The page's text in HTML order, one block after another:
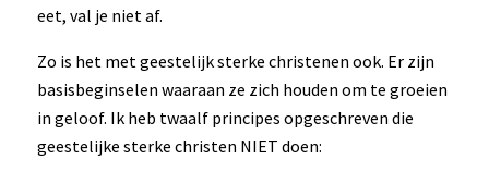
eet, val je niet af.
Zo is het met geestelijk sterke christenen ook. Er zijn
basisbeginselen waaraan ze zich houden om te groeien
in geloof. Ik heb twaalf principes opgeschreven die
geestelijke sterke christen NIET doen: